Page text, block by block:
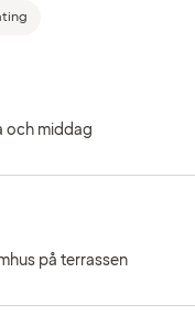
och middag
på terrassen